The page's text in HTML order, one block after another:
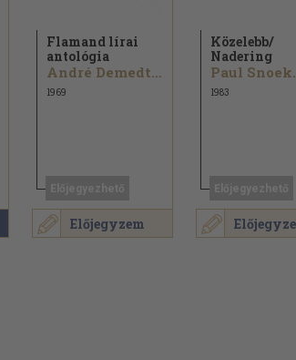
Előjegyzem
Flamand lírai
antológia
André Demedts...
1969
Közelebb/
Nadering
Paul
1983